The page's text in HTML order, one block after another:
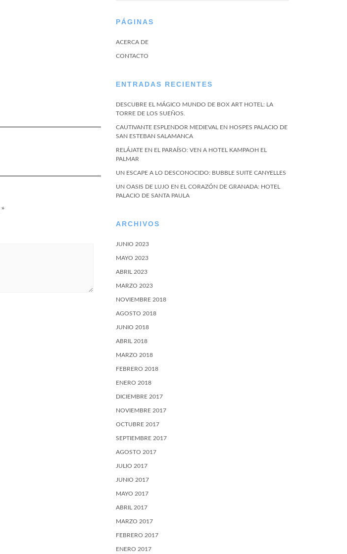
*
PÁGINAS
ACERCA DE
CONTACTO
ENTRADAS RECIENTES
DESCUBRE EL MÁGICO MUNDO DE BOX ART HOTEL: LA
TORRE DE LOS SUEÑOS.
CAUTIVANTE ESPLENDOR MEDIEVAL EN HOSPES PALACIO DE
SAN ESTEBAN SALAMANCA
RELÁJATE EN EL PARAÍSO: VEN A HOTEL KAMPAOH EL
PALMAR
UN ESCAPE A LO DESCONOCIDO: BUBBLE SUITE CANYELLES
UN OASIS DE LUJO EN EL CORAZÓN DE GRANADA: HOTEL
PALACIO DE SANTA PAULA
ARCHIVOS
JUNIO 2023
MAYO 2023
ABRIL 2023
MARZO 2023
NOVIEMBRE 2018
AGOSTO 2018
JUNIO 2018
ABRIL 2018
MARZO 2018
FEBRERO 2018
ENERO 2018
DICIEMBRE 2017
NOVIEMBRE 2017
OCTUBRE 2017
SEPTIEMBRE 2017
AGOSTO 2017
JULIO 2017
JUNIO 2017
MAYO 2017
ABRIL 2017
MARZO 2017
FEBRERO 2017
ENERO 2017